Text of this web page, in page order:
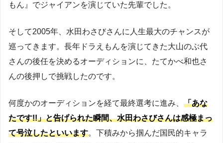
もん』でジャイアンを演じていた先輩でした。
そして2005年、水田わさびさんに人生最大のチャンスが
巡ってきます。長年ドラえもんを演じてきた大山のぶ代
さんの後任を決めるオーディションに、たてかべ和也さ
んの後押しで挑戦したのです。
何度かのオーディションを経て最終選考に進み、 「あな
たです!!」と告げられた瞬間、水田わさびさんは感極まっ
て号泣したといいます。下積みから掴んだ国民的キャラ